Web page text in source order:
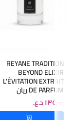
REYANE TRADITION
BEYOND ELIXIR
L'ÉVITATION EXTRAIT
DE PARFUM ريان
تراديشن عطر للجنسين